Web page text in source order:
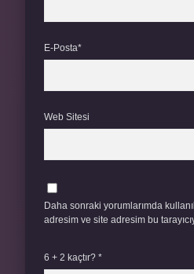
E-Posta*
Web Sitesi
Daha sonraki yorumlarımda
adresim ve site adresim bu
6 + 2 kaçtır? *